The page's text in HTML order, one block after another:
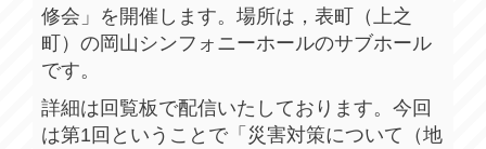
修会」を開催します。場所は，表町（上之
町）の岡山シンフォニーホールのサブホール
です。
詳細は回覧板で配信いたしております。今回
は第1回ということで「災害対策について（地